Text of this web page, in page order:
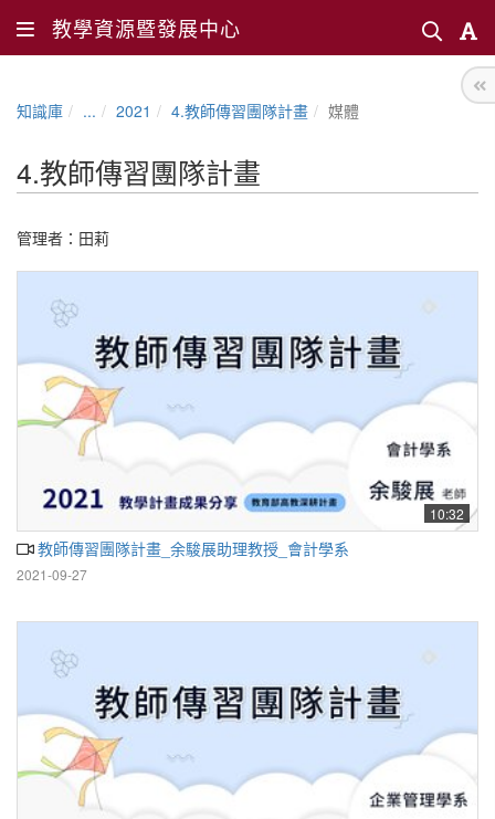
教學資源暨發展中心
知識庫 ... 2021 4.教師傳習團隊計畫 媒體
4.教師傳習團隊計畫
管理者： 田莉
10:32
教師傳習團隊計畫_余駿展助理教授_會計學系
2021-09-27